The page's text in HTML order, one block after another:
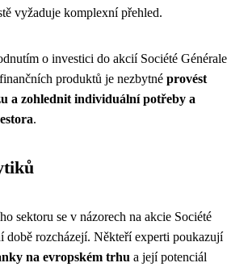
vyžaduje komplexní přehled.
o investici do akcií Société Générale
produktů je nezbytné provést
a zohlednit individuální potřeby a
.
sektoru se v názorech na akcie Société
době rozcházejí. Někteří experti poukazují
na evropském trhu a její potenciál